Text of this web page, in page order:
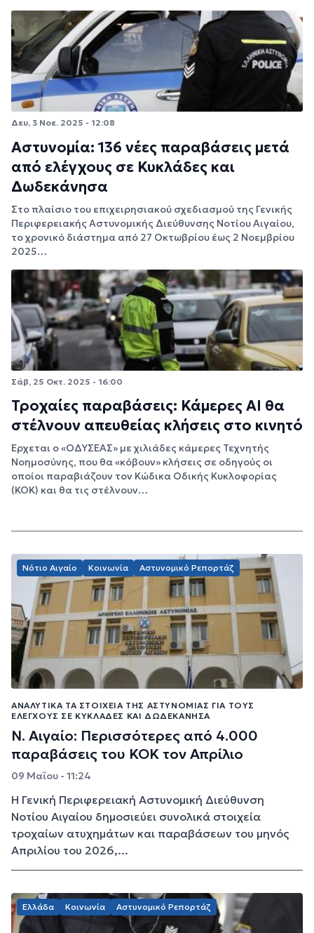
Δευ, 3 Νοε. 2025 - 12:08
Αστυνομία: 136 νέες παραβάσεις μετά
από ελέγχους σε Κυκλάδες και
Δωδεκάνησα
Στο πλαίσιο του επιχειρησιακού σχεδιασμού της Γενικής
Περιφερειακής Αστυνομικής Διεύθυνσης Νοτίου Αιγαίου,
το χρονικό διάστημα από 27 Οκτωβρίου έως 2 Νοεμβρίου
2025…
Σάβ, 25 Οκτ. 2025 - 16:00
Τροχαίες παραβάσεις: Κάμερες AI θα
στέλνουν απευθείας κλήσεις στο κινητό
Έρχεται ο «ΟΔΥΣΕΑΣ» με χιλιάδες κάμερες Τεχνητής
Νοημοσύνης, που θα «κόβουν» κλήσεις σε οδηγούς οι
οποίοι παραβιάζουν τον Κώδικα Οδικής Κυκλοφορίας
(ΚΟΚ) και θα τις στέλνουν…
Νότιο Αιγαίο Κοινωνία Αστυνομικό Ρεπορτάζ
ΑΝΑΛΥΤΙΚΆ ΤΑ ΣΤΟΙΧΕΊΑ ΤΗΣ ΑΣΤΥΝΟΜΊΑΣ ΓΙΑ ΤΟΥΣ
ΕΛΈΓΧΟΥΣ ΣΕ ΚΥΚΛΆΔΕΣ ΚΑΙ ΔΩΔΕΚΆΝΗΣΑ
Ν. Αιγαίο: Περισσότερες από 4.000
παραβάσεις του ΚΟΚ τον Απρίλιο
09 Μαΐου - 11:24
Η Γενική Περιφερειακή Αστυνομική Διεύθυνση
Νοτίου Αιγαίου δημοσιεύει συνολικά στοιχεία
τροχαίων ατυχημάτων και παραβάσεων του μηνός
Απριλίου του 2026,...
Ελλάδα Κοινωνία Αστυνομικό Ρεπορτάζ